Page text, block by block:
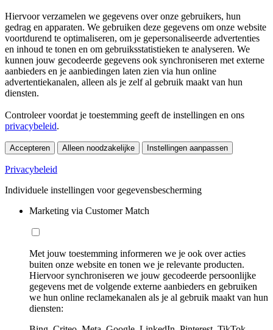
Hiervoor verzamelen we gegevens over onze gebruikers, hun
gedrag en apparaten. We gebruiken deze gegevens om onze website
voortdurend te optimaliseren, om je gepersonaliseerde advertenties
en inhoud te tonen en om gebruiksstatistieken te analyseren. We
kunnen jouw gecodeerde gegevens ook synchroniseren met externe
aanbieders en je aanbiedingen laten zien via hun online
advertentiekanalen, alleen als je zelf al gebruik maakt van hun
diensten.
Controleer voordat je toestemming geeft de instellingen en ons
privacybeleid.
Accepteren Alleen noodzakelijke Instellingen aanpassen
Privacybeleid
Individuele instellingen voor gegevensbescherming
Marketing via Customer Match
Met jouw toestemming informeren we je ook over acties
buiten onze website en tonen we je relevante producten.
Hiervoor synchroniseren we jouw gecodeerde persoonlijke
gegevens met de volgende externe aanbieders en gebruiken
we hun online reclamekanalen als je al gebruik maakt van hun
diensten: